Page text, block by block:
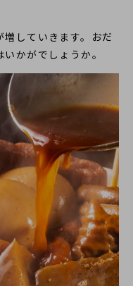
していきます。おだ
かがでしょうか。